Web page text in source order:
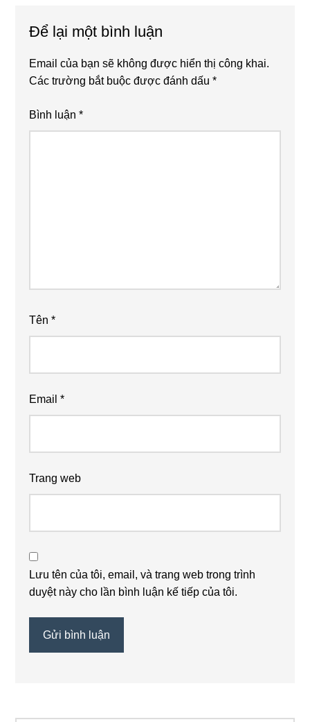
Interactions
Để lại một bình luận
Email của bạn sẽ không được hiển thị công khai.
Các trường bắt buộc được đánh dấu*
Bình luận*
Tên*
Email*
Trang web
Lưu tên của tôi, email, và trang web trong trình
duyệt này cho lần bình luận kế tiếp của tôi.